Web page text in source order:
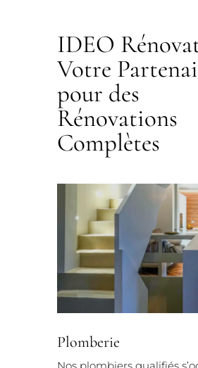
IDEO
Votre
pour des
Rénovations
Complètes
Plomberie